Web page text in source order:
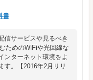
書
信サービスや見るべき
ためのWiFiや光回線な
ンターネット環境をよ
す。【2016年2月リリ